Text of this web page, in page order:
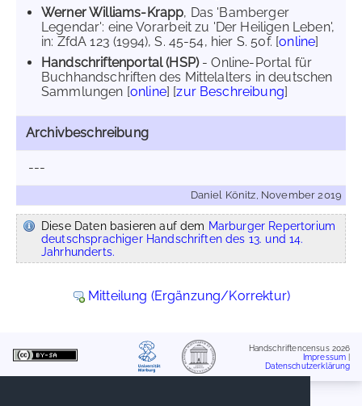
Werner Williams-Krapp, Das 'Bamberger
Legendar': eine Vorarbeit zu 'Der Heiligen Leben',
in: ZfdA 123 (1994), S. 45-54, hier S. 50f. [online]
Handschriftenportal (HSP)- Online-Portal für
Buchhandschriften des Mittelalters in deutschen
Sammlungen [online] [zur Beschreibung]
Archivbeschreibung
---
Daniel Könitz, November 2019
Diese Daten basieren auf dem Marburger Repertorium
deutschsprachiger Handschriften des 13. und 14.
Jahrhunderts.
Mitteilung (Ergänzung/Korrektur)
Handschriftencensus 2026
Impressum
Datenschutzerklärung